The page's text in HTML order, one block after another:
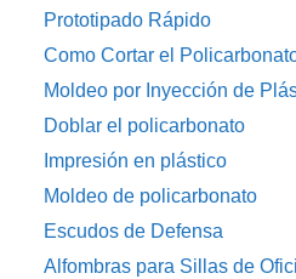
Prototipado Rápido
Como Cortar el
Moldeo por Inyección de
Doblar el policarbonato
Impresión en plástico
Moldeo de policarbonato
Escudos de Defensa
Alfombras para Sillas de